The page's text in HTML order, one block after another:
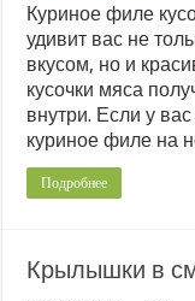
Куриное филе
удивит вас не
вкусом, но и
кусочки мяса
внутри. Если у
куриное филе на
Подробнее
Крылышки в